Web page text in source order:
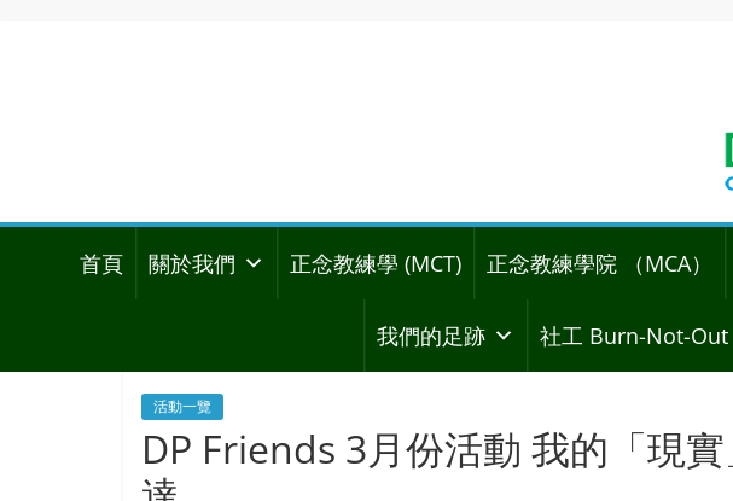
首頁 關於我們 正念教練學 (MCT) 正念教練學院 （MCA）
我們的足跡 社工 Burn-Not-Out
活動一覽
DP Friends 3月份活動 我的「現